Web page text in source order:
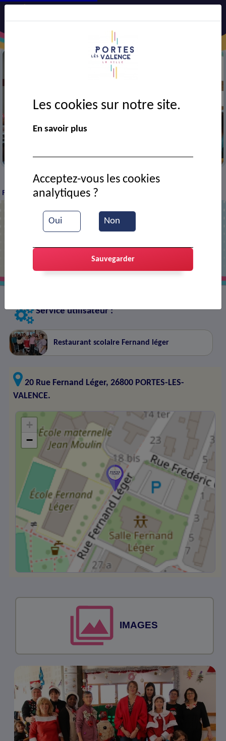
> Tous les équipements >Restaurant scolaire
Fernand Léger
Service utilisateur :
Restaurant scolaire Fernand léger
20 Rue Fernand Léger, 26800 PORTES-LES-
VALENCE.
+
−
IMAGES
Les cookies sur notre site.
En savoir plus
Oui Non
Acceptez-vous les cookies
analytiques ?
Sauvegarder